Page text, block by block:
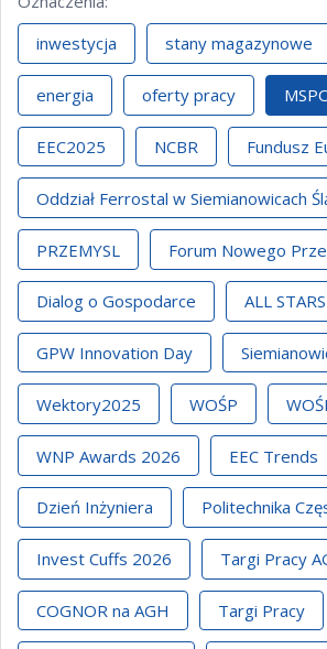
inwestycja
stany magazynowe
energia oferty pracy
EEC2025 NCBR Fundusz
Oddział Ferrostal w Siemianowicach
PRZEMYSL Forum Nowego
Dialog o Gospodarce ALL
GPW Innovation Day
Wektory2025 WOŚP
WNP Awards 2026 EEC Trends
Dzień Inżyniera Politechnika
Invest Cuffs 2026 Targi Pracy
COGNOR na AGH Targi Pracy